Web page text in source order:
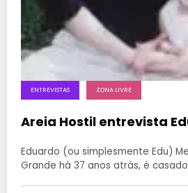
ENTREVISTAS ZONA LIVRE
Areia Hostil entrevista
Eduardo (ou simplesmente Edu)
Grande há 37 anos atrás, é